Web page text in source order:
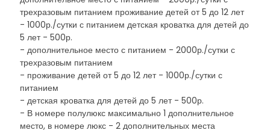
трехразовым питанием проживание детей от 5 до 12 лет
- 1000р./сутки с питанием детская кроватка для детей до
5 лет - 500р.
- дополнительное место с питанием - 2000р./сутки с
трехразовым питанием
- проживание детей от 5 до 12 лет - 1000р./сутки с
питанием
- детская кроватка для детей до 5 лет - 500р.
- В номере полулюкс максимально 1 дополнительное
место, в номере люкс - 2 дополнительных места